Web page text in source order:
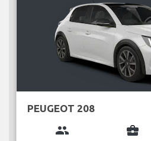
PEUGEOT 208
group business_center